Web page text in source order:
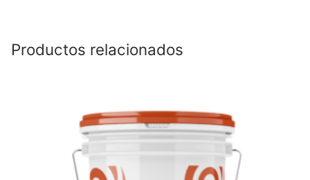
Productos relacionados